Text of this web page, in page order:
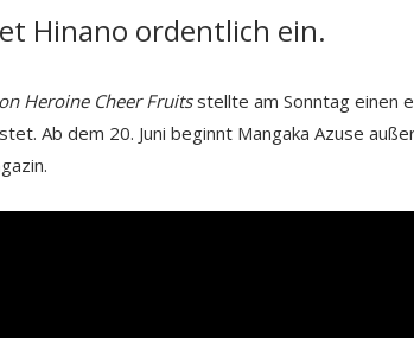
Hinano ordentlich ein.
Heroine Cheer Fruitsstellte am Sonntag einen
Ab dem 20. Juni beginnt Mangaka Azuse